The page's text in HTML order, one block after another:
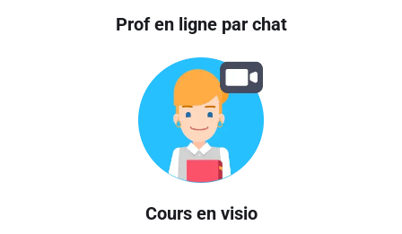
Prof en ligne par chat
Cours en visio